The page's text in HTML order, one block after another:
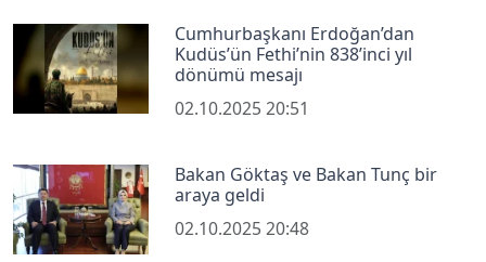
Cumhurbaşkanı Erdoğan’dan
Kudüs’ün Fethi’nin 838’inci yıl
dönümü mesajı
02.10.2025 20:51
Bakan Göktaş ve Bakan Tunç bir
araya geldi
02.10.2025 20:48